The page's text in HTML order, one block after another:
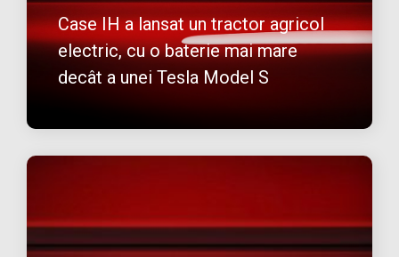
Case IH a lansat un tractor agricol
electric, cu o baterie mai mare
decât a unei Tesla Model S